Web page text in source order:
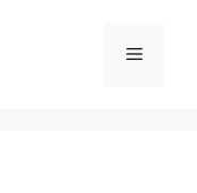
Menu